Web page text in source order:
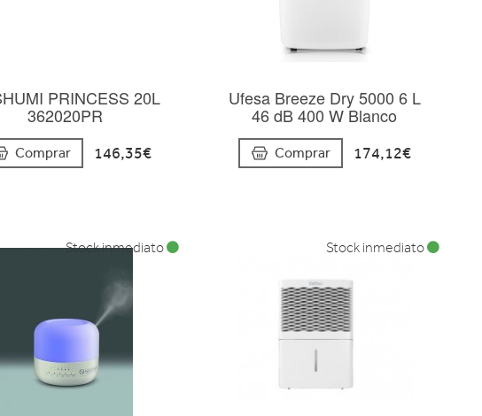
PRINCESS 20L
362020PR
Comprar 146,35€
Ufesa Breeze Dry 5000 6 L
46 dB 400 W Blanco
Comprar 174,12€
Stock inmediato Stock inmediato